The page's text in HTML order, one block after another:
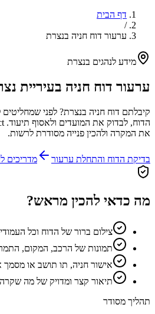
דף הבית
/
ערעור דוח חניה בנצרת
מידע לנהגים בנצרת
ערעור דוח חניה בעיריית
קיבלתם דוח חניה בנצרת? לפני
את המקרה ולהכין פנייה מסודרת לרשות.
בדיקת הדוח והתחלת ערעור מדריכים
מה כדאי להכין מראש?
צילום ברור של הדוח וכל
תמונות של הרכב, המקום,
אישור חניה, תו תושב או
תיאור קצר ומדויק של מה שקרה
תהליך מסודר